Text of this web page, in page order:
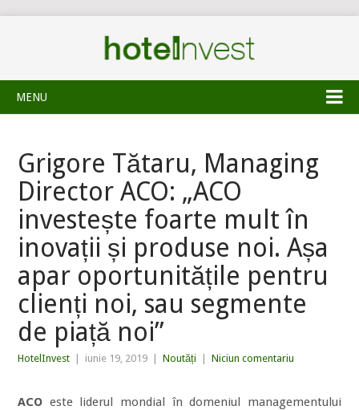
MENU
Grigore Tătaru, Managing
Director ACO: „ACO
investește foarte mult în
inovații și produse noi. Așa
apar oportunitățile pentru
clienți noi, sau segmente
de piață noi”
HotelInvest iunie 19, 2019 Noutăți Niciun comentariu
ACO este liderul mondial în domeniul managementului